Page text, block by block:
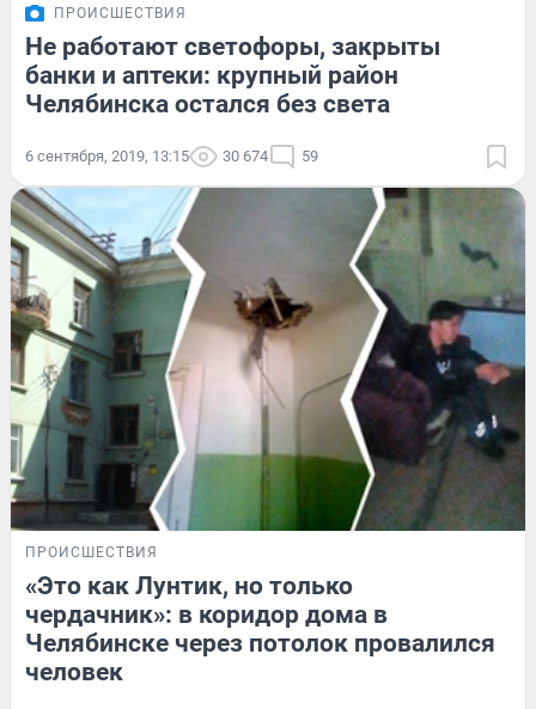
ПРОИСШЕСТВИЯ
Не работают светофоры, закрыты
банки и аптеки: крупный район
Челябинска остался без света
6 сентября, 2019, 13:15 30 674 59
ПРОИСШЕСТВИЯ
«Это как Лунтик, но только
чердачник»: в коридор дома в
Челябинске через потолок провалился
человек